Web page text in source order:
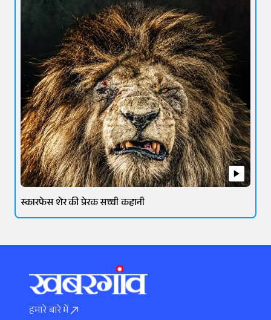
स्कारफेस शेर की प्रेरक सच्ची कहानी
हमारे बारे में